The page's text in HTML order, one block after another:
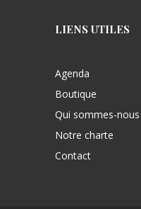
LIENS UTILES
Agenda
Boutique
Qui sommes-nous
Notre charte
Contact